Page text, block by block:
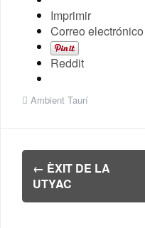
Imprimir
Correo electrónico
Reddit
Ambient Taurí
Navegación
de
entradas
← ÈXIT DE LA
UTYAC